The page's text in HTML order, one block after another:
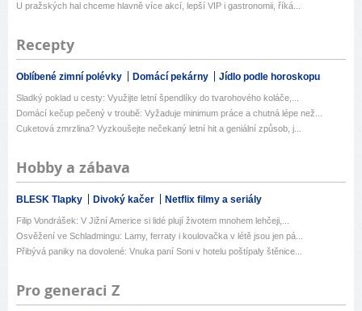
U pražských hal chceme hlavně více akcí, lepší VIP i gastronomii, říká...
Recepty
Oblíbené zimní polévky Domácí pekárny Jídlo podle horoskopu
Sladký poklad u cesty: Využijte letní špendlíky do tvarohového koláče,...
Domácí kečup pečený v troubě: Vyžaduje minimum práce a chutná lépe než...
Cuketová zmrzlina? Vyzkoušejte nečekaný letní hit a geniální způsob, j...
Hobby a zábava
BLESK Tlapky Divoký kačer Netflix filmy a seriály
Filip Vondrášek: V Jižní Americe si lidé plují životem mnohem lehčeji,...
Osvěžení ve Schladmingu: Lamy, ferraty i koulovačka v létě jsou jen pá...
Přibývá paniky na dovolené: Vnuka paní Soni v hotelu poštípaly štěnice...
Pro generaci Z